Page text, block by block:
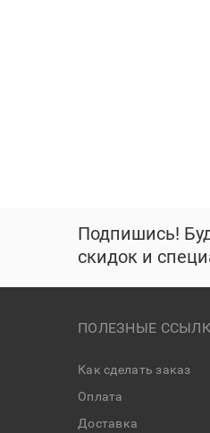
Подпишись!
скидок и
ПОЛЕЗНЫЕ
Как сделать заказ
Оплата
Доставка